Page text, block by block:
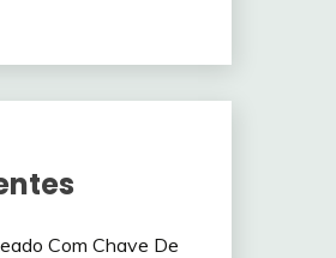
Com Chave De